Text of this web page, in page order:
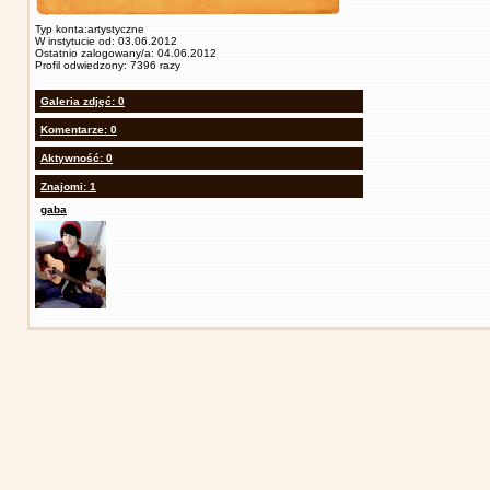
Typ konta:artystyczne
W instytucie od: 03.06.2012
Ostatnio zalogowany/a: 04.06.2012
Profil odwiedzony: 7396 razy
Galeria zdjęć: 0
Komentarze: 0
Aktywność: 0
Znajomi: 1
gaba